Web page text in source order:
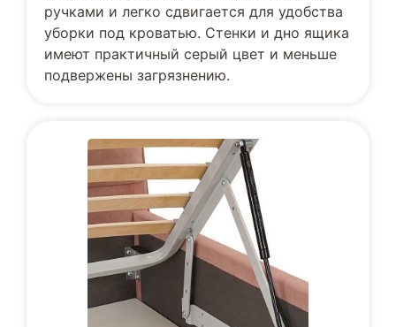
ручками и легко сдвигается для удобства
уборки под кроватью. Стенки и дно ящика
имеют практичный серый цвет и меньше
подвержены загрязнению.